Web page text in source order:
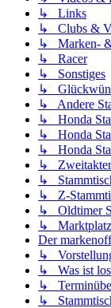
↳ Links
↳ Clubs &
↳ Marken- &
↳ Racer
↳ Sonstiges
↳
↳ Andere
↳ Honda
↳ Honda
↳ Honda
↳ Zweitakter
↳
↳ Z-
↳ Oldtimer
↳ Marktplatz
Der
↳
↳ Was ist los
↳
↳